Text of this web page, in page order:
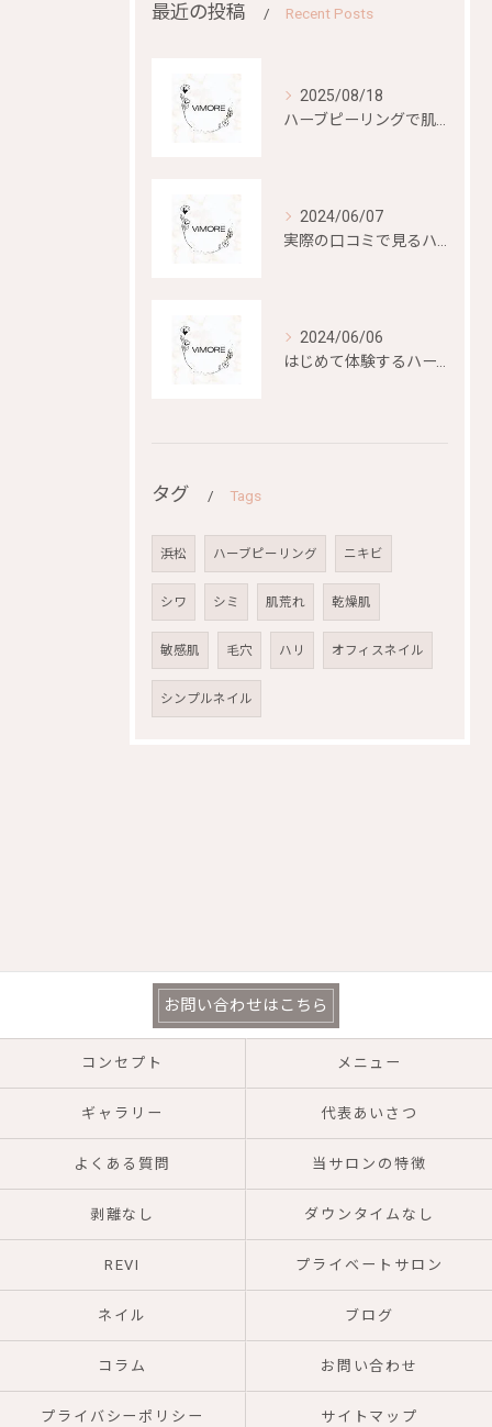
最近の投稿 Recent Posts
2025/08/18
2024/06/07
2024/06/06
タグ Tags
浜松 ハーブピーリング ニキビ
シワ シミ 肌荒れ 乾燥肌
敏感肌 毛穴 ハリ オフィスネイル
シンプルネイル
お問い合わせはこちら
コンセプト メニュー
ギャラリー 代表あいさつ
よくある質問 当サロンの特徴
剥離なし ダウンタイムなし
REVI プライベートサロン
ネイル ブログ
コラム お問い合わせ
プライバシーポリシー サイトマップ